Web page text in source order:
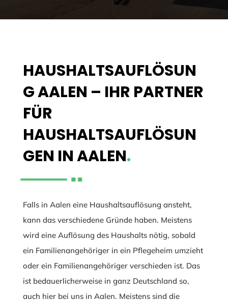
HAUSHALTSAUFLÖSUN
G AALEN – IHR PARTNER
FÜR
HAUSHALTSAUFLÖSUN
GEN IN AALEN.
Falls in Aalen eine Haushaltsauflösung ansteht,
kann das verschiedene Gründe haben. Meistens
wird eine Auflösung des Haushalts nötig, sobald
ein Familienangehöriger in ein Pflegeheim umzieht
oder ein Familienangehöriger verschieden ist. Das
ist bedauerlicherweise in ganz Deutschland so,
auch hier bei uns in Aalen. Meistens sind die